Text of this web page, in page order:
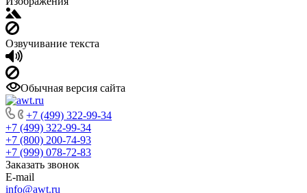
Озвучивание текста
Обычная версия сайта
+7 (499) 322-99-34
+7 (499) 322-99-34
+7 (800) 200-74-93
+7 (999) 078-72-83
Заказать звонок
E-mail
info@awt.ru